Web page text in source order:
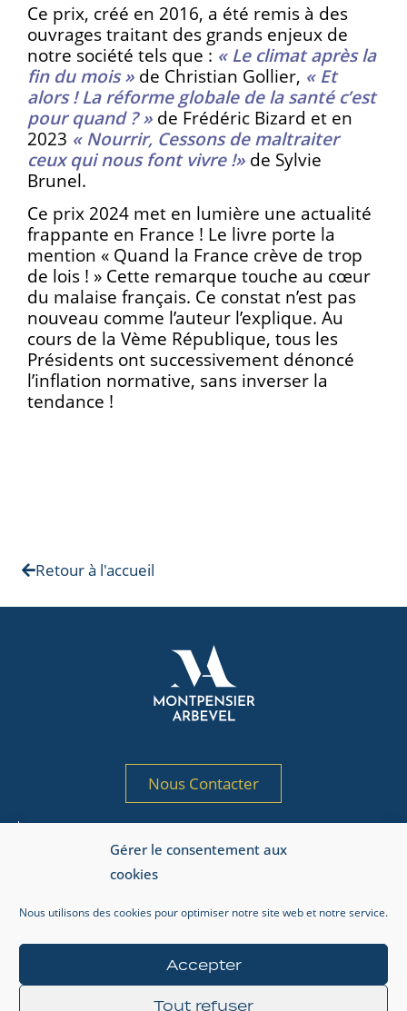
Gérer le consentement aux
cookies
Nous utilisons des cookies pour optimiser notre site web et notre service.
Accepter
Tout refuser
Ce prix, créé en 2016, a été remis à des
ouvrages traitant des grands enjeux de
notre société tels que : « Le climat après la
fin du mois » de Christian Gollier, « Et
alors ! La réforme globale de la santé c’est
pour quand ? » de Frédéric Bizard et en
2023 « Nourrir, Cessons de maltraiter
ceux qui nous font vivre !» de Sylvie
Brunel.
Ce prix 2024 met en lumière une actualité
frappante en France ! Le livre porte la
mention « Quand la France crève de trop
de lois ! » Cette remarque touche au cœur
du malaise français. Ce constat n’est pas
nouveau comme l’auteur l’explique. Au
cours de la Vème République, tous les
Présidents ont successivement dénoncé
l’inflation normative, sans inverser la
tendance !
Retour à l'accueil
Nous Contacter
par l’AMF sous le n° GP 97-125
Adresse AMF : 17, place de la Bourse, 75002 Paris.